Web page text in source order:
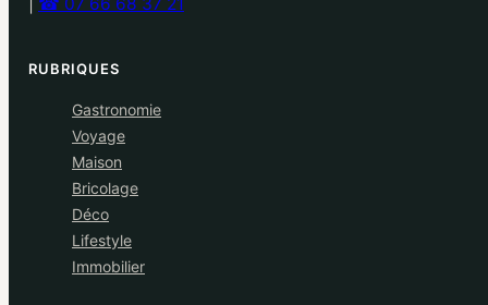
RUBRIQUES
Gastronomie
Voyage
Maison
Bricolage
Déco
Lifestyle
Immobilier